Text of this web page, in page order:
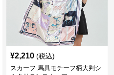
¥2,210 (税込)
スカーフ 馬具モチーフ柄大判シ